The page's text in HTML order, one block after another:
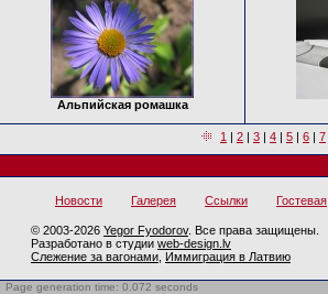
Альпийская ромашка
1 | 2 | 3 | 4 | 5 | 6 | 7
Новости Галерея Ссылки Гостевая
© 2003-2026 Yegor Fyodorov. Все права защищены.
Разработано в студии web-design.lv
Слежение за вагонами Иммиграция в Латвию
Page generation time: 0.072 seconds